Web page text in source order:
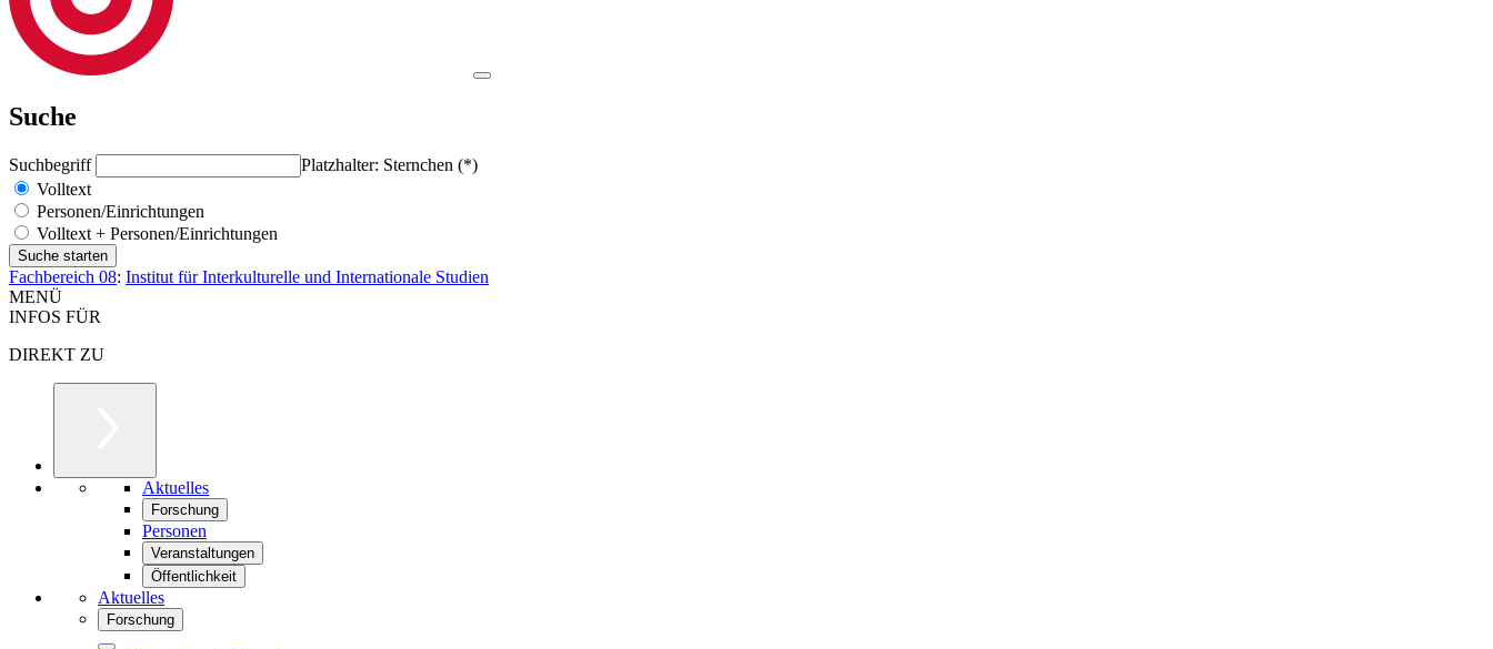
Suche
Suchbegriff
Platzhalter: Sternchen (*)
Volltext
Personen/Einrichtungen
Volltext + Personen/Einrichtungen
Fachbereich 08: Institut für Interkulturelle und Internationale Studien
MENÜ
INFOS FÜR
DIREKT ZU
Aktuelles
Forschung
Personen
Veranstaltungen
Öffentlichkeit
Aktuelles
Forschung